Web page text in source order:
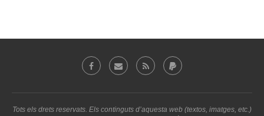
Tots els drets reservats. Els continguts d’aquesta web (textos, imatges, etc.)